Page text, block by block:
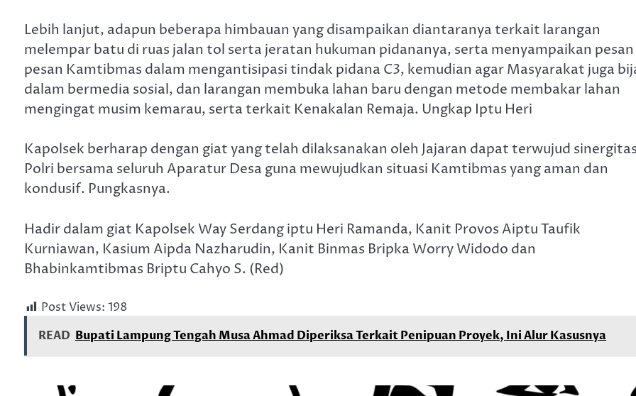
Lebih lanjut, adapun beberapa himbauan yang disampaikan diantaranya terkait larangan
melempar batu di ruas jalan tol serta jeratan hukuman pidananya, serta menyampaikan pesan
pesan Kamtibmas dalam mengantisipasi tindak pidana C3, kemudian agar Masyarakat juga
dalam bermedia sosial, dan larangan membuka lahan baru dengan metode membakar lahan
mengingat musim kemarau, serta terkait Kenakalan Remaja. Ungkap Iptu Heri
Kapolsek berharap dengan giat yang telah dilaksanakan oleh Jajaran dapat terwujud
Polri bersama seluruh Aparatur Desa guna mewujudkan situasi Kamtibmas yang aman dan
kondusif. Pungkasnya.
Hadir dalam giat Kapolsek Way Serdang iptu Heri Ramanda, Kanit Provos Aiptu Taufik
Kurniawan, Kasium Aipda Nazharudin, Kanit Binmas Bripka Worry Widodo dan
Bhabinkamtibmas Briptu Cahyo S. (Red)
Post Views: 198
READ Bupati Lampung Tengah Musa Ahmad Diperiksa Terkait Penipuan Proyek, Ini Alur Kasusnya